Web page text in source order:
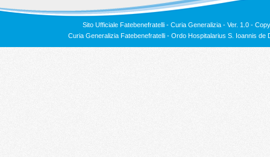
Sito Ufficiale Fatebenefratelli - Curia Generalizia - Ver. 1.0 -
Curia Generalizia Fatebenefratelli - Ordo Hospitalarius S. Ioannis